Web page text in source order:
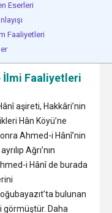
Eserleri
Faaliyetleri
İlmi Faaliyetleri
aşireti, Hakkâri’nin
Hân Köyü’ne
Ahmed-i Hânî’nin
Ağrı’nın
i Hânî de burada
bulunan
görmüştür. Daha